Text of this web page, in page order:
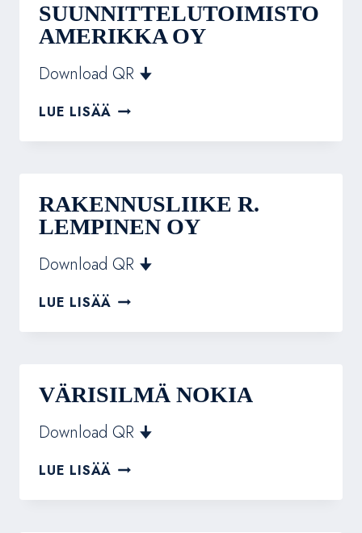
SUUNNITTELUTOIMISTO
AMERIKKA OY
Download QR 🠋
LUE LISÄÄ SUUNNITTELUTOIMISTO
OY
RAKENNUSLIIKE R.
LEMPINEN OY
Download QR 🠋
LUE LISÄÄ RAKENNUSLIIKE
LEMPINEN
VÄRISILMÄ NOKIA
Download QR 🠋
LUE LISÄÄ VÄRISILMÄ